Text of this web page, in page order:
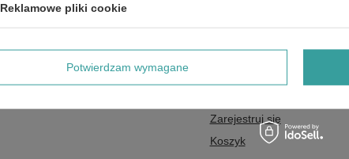
Konto
Zarejestruj się
Koszyk
Reklamowe pliki cookie
Potwierdzam wymagane